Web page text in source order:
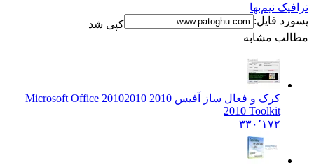
ترافیک نیم‌بها
پسورد فایل:
کپی شد
مطالب مشابه
کرک و فعال ساز آفیس 2010 2010
2010 Microsoft Office
2010 Toolkit
۳۳۰٬۱۷۲